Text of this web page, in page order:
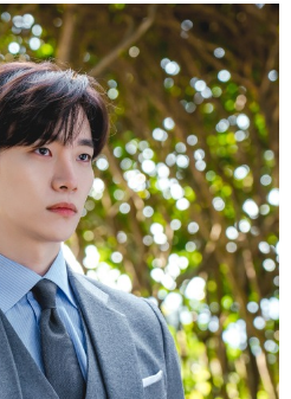
その他